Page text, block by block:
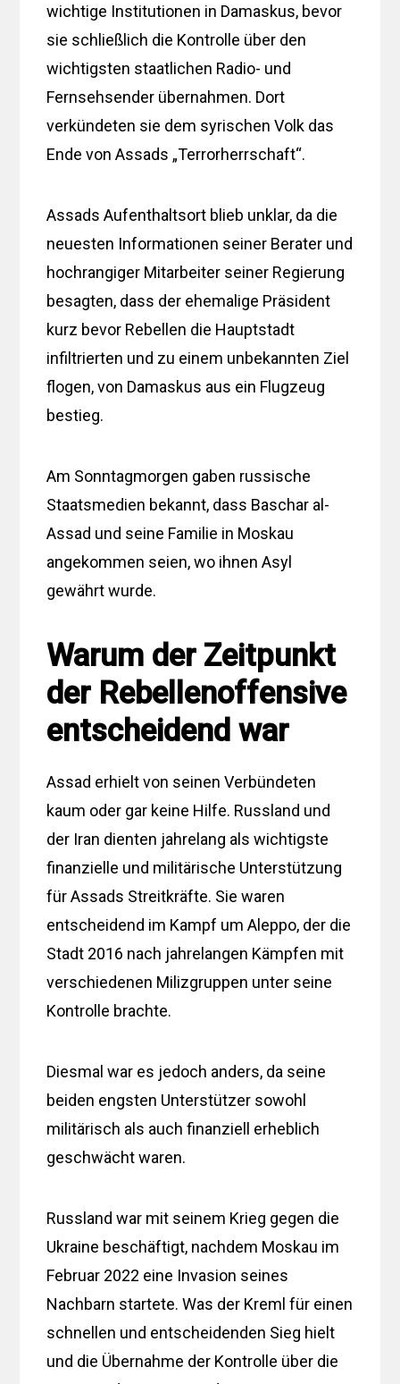
wichtige Institutionen in Damaskus, bevor
sie schließlich die Kontrolle über den
wichtigsten staatlichen Radio- und
Fernsehsender übernahmen. Dort
verkündeten sie dem syrischen Volk das
Ende von Assads „Terrorherrschaft“.
Assads Aufenthaltsort blieb unklar, da die
neuesten Informationen seiner Berater und
hochrangiger Mitarbeiter seiner Regierung
besagten, dass der ehemalige Präsident
kurz bevor Rebellen die Hauptstadt
infiltrierten und zu einem unbekannten Ziel
flogen, von Damaskus aus ein Flugzeug
bestieg.
Am Sonntagmorgen gaben russische
Staatsmedien bekannt, dass Baschar al-
Assad und seine Familie in Moskau
angekommen seien, wo ihnen Asyl
gewährt wurde.
Warum der Zeitpunkt
der Rebellenoffensive
entscheidend war
Assad erhielt von seinen Verbündeten
kaum oder gar keine Hilfe. Russland und
der Iran dienten jahrelang als wichtigste
finanzielle und militärische Unterstützung
für Assads Streitkräfte. Sie waren
entscheidend im Kampf um Aleppo, der die
Stadt 2016 nach jahrelangen Kämpfen mit
verschiedenen Milizgruppen unter seine
Kontrolle brachte.
Diesmal war es jedoch anders, da seine
beiden engsten Unterstützer sowohl
militärisch als auch finanziell erheblich
geschwächt waren.
Russland war mit seinem Krieg gegen die
Ukraine beschäftigt, nachdem Moskau im
Februar 2022 eine Invasion seines
Nachbarn startete. Was der Kreml für einen
schnellen und entscheidenden Sieg hielt
und die Übernahme der Kontrolle über die